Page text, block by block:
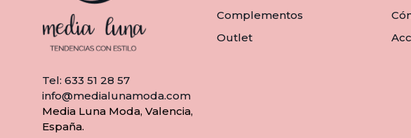
Tel: 633 51 28 57
info@medialunamoda.com
Media Luna Moda, Valencia,
España.
Complementos
Outlet